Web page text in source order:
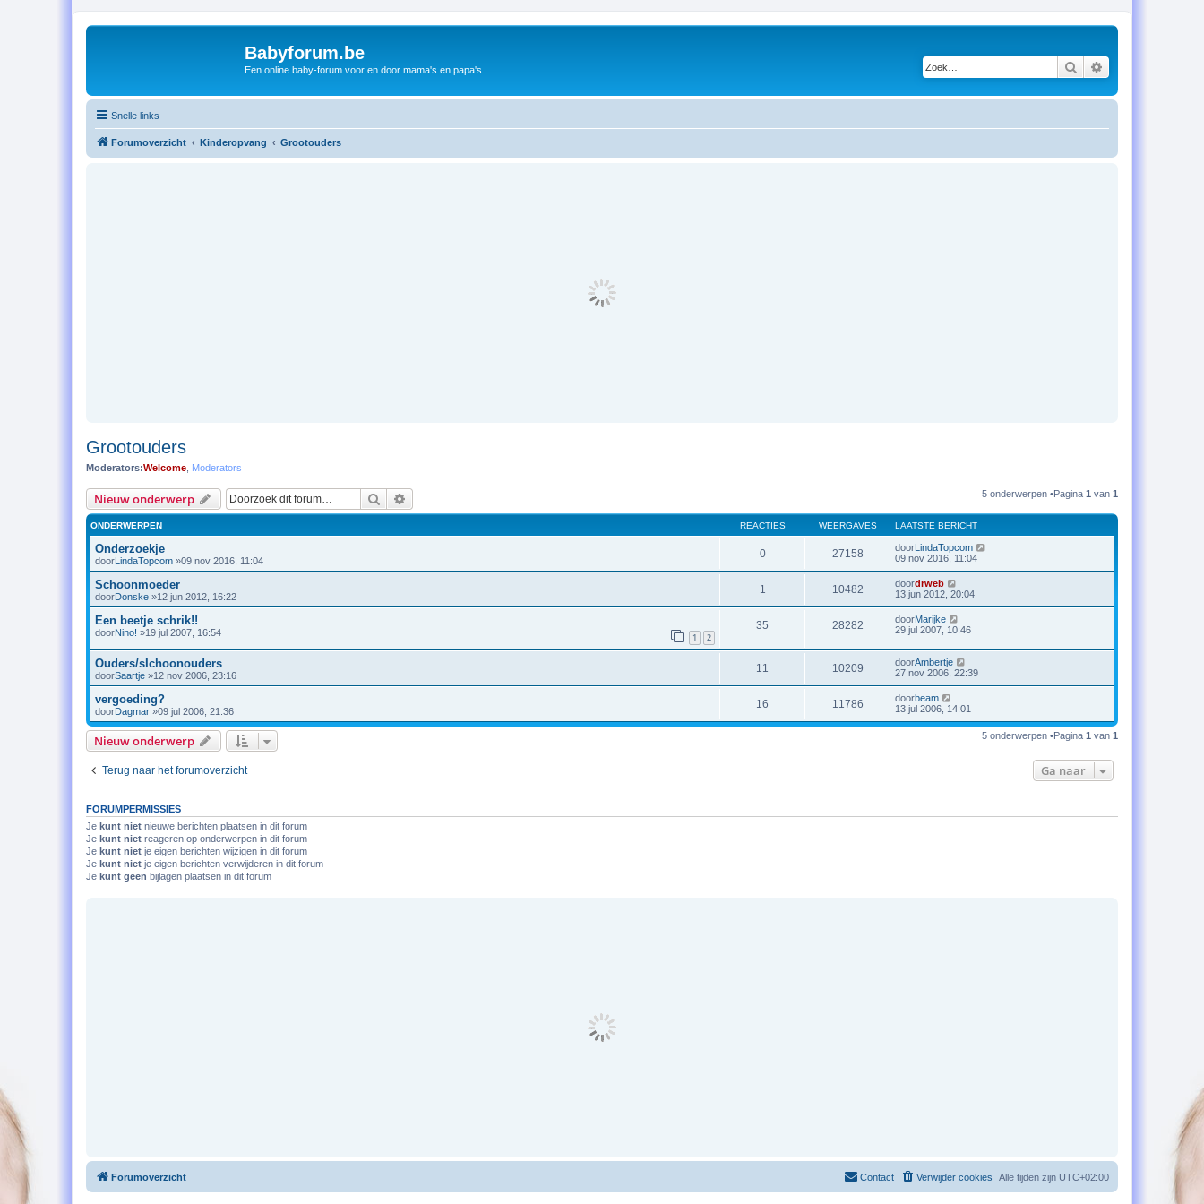
Babyforum.be
Een online baby-forum voor en door mama's en papa's... Zoek
Snelle links
Forumoverzicht Kinderopvang Grootouders
Grootouders
Moderators:Welcome Moderators
Nieuw onderwerp Zoek 5 onderwerpen •Pagina 1 van 1
ONDERWERPEN REACTIES WEERGAVES LAATSTE BERICHT
Onderzoekje
doorLindaTopcom »09 nov 2016, 11:04
0 27158 doorLindaTopcom
09 nov 2016, 11:04
Schoonmoeder
doorDonske »12 jun 2012, 16:22
1 10482 doordrweb
13 jun 2012, 20:04
Een beetje schrik!!
doorNino! »19 jul 2007, 16:54 1 2
35 28282 doorMarijke
29 jul 2007, 10:46
Ouders/sIchoonouders
doorSaartje »12 nov 2006, 23:16
11 10209 doorAmbertje
27 nov 2006, 22:39
vergoeding?
doorDagmar »09 jul 2006, 21:36
16 11786 doorbeam
13 jul 2006, 14:01
Nieuw onderwerp 5 onderwerpen •Pagina 1 van 1
Terug naar het forumoverzicht Ga naar
FORUMPERMISSIES
Je kunt niet nieuwe berichten plaatsen in dit forum
Je kunt niet reageren op onderwerpen in dit forum
Je kunt niet je eigen berichten wijzigen in dit forum
Je kunt niet je eigen berichten verwijderen in dit forum
Je kunt geen bijlagen plaatsen in dit forum
Forumoverzicht Alle tijden zijn UTC+02:00
Verwijder cookies
Contact